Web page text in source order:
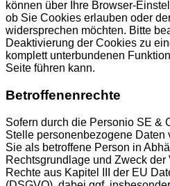
können über Ihre Browser-
ob Sie Cookies erlauben oder
widersprechen möchten. Bitte
Deaktivierung der Cookies zu
komplett unterbundenen
Seite führen kann.
Betroffenenrechte
Sofern durch die Personio SE &
Stelle personenbezogene Daten
Sie als betroffene Person in
Rechtsgrundlage und Zweck der
Rechte aus Kapitel III der EU